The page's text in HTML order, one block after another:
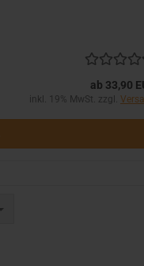
ab 33,90
inkl. 19% MwSt. zzgl.